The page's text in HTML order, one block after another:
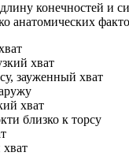
конечностей и
хват
зауженный хват
хват
близко к торсу